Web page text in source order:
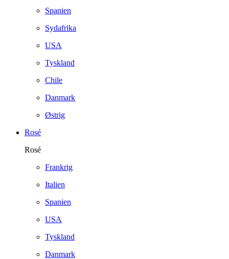
Spanien
Sydafrika
USA
Tyskland
Chile
Danmark
Østrig
Rosé
Rosé
Frankrig
Italien
Spanien
USA
Tyskland
Danmark